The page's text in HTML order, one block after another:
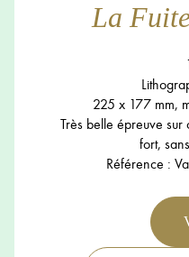
La
225 x 177 mm,
Très belle épreuve
fort,
Référence :